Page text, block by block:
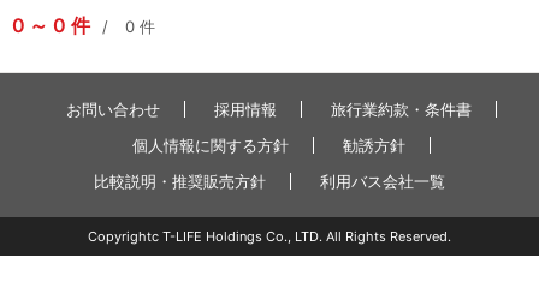
0 0 件 0 件
お問い合わせ 採用情報
旅行業約款・条件書
個人情報に関する方針
勧誘方針
比較説明・推奨販売方針
利用バス会社一覧
Copyrightc T-LIFE Holdings Co., LTD. All Rights Reserved.